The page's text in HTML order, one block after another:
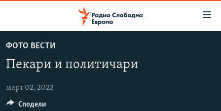
на
содржината
на
главната
СВЕТ
ВИЗУЕЛНО
ВЕСТИ
ФОТО ВЕСТИ
Пекари и политичари
март 02, 2023
Сподели